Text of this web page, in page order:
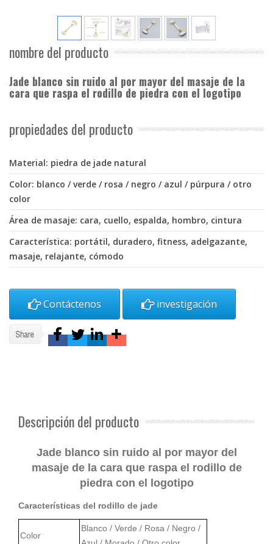
nombre del producto
Jade blanco sin ruido al por mayor del masaje de la
cara que raspa el rodillo de piedra con el logotipo
propiedades del producto
Material: piedra de jade natural
Color: blanco / verde / rosa / negro / azul / púrpura / otro
color
Área de masaje: cara, cuello, espalda, hombro, cintura
Característica: portátil, duradero, fitness, adelgazante,
masaje, relajante, cómodo
Contáctenos investigación
Descripción del producto
Jade blanco sin ruido al por mayor del
masaje de la cara que raspa el rodillo de
piedra con el logotipo
Características del rodillo de jade
Color
Blanco / Verde / Rosa / Negro /